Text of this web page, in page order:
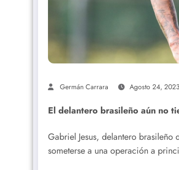
Germán Carrara Agosto 24, 2023
El delantero brasileño aún no
Gabriel Jesus, delantero brasileño
someterse a una operación a